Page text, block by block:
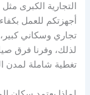
التجارية الكبرى مثل
أجهزتكم للعمل
تجاري وسكاني كبير،
لذلك، وفرنا فرق
تغطية شاملة لمدن